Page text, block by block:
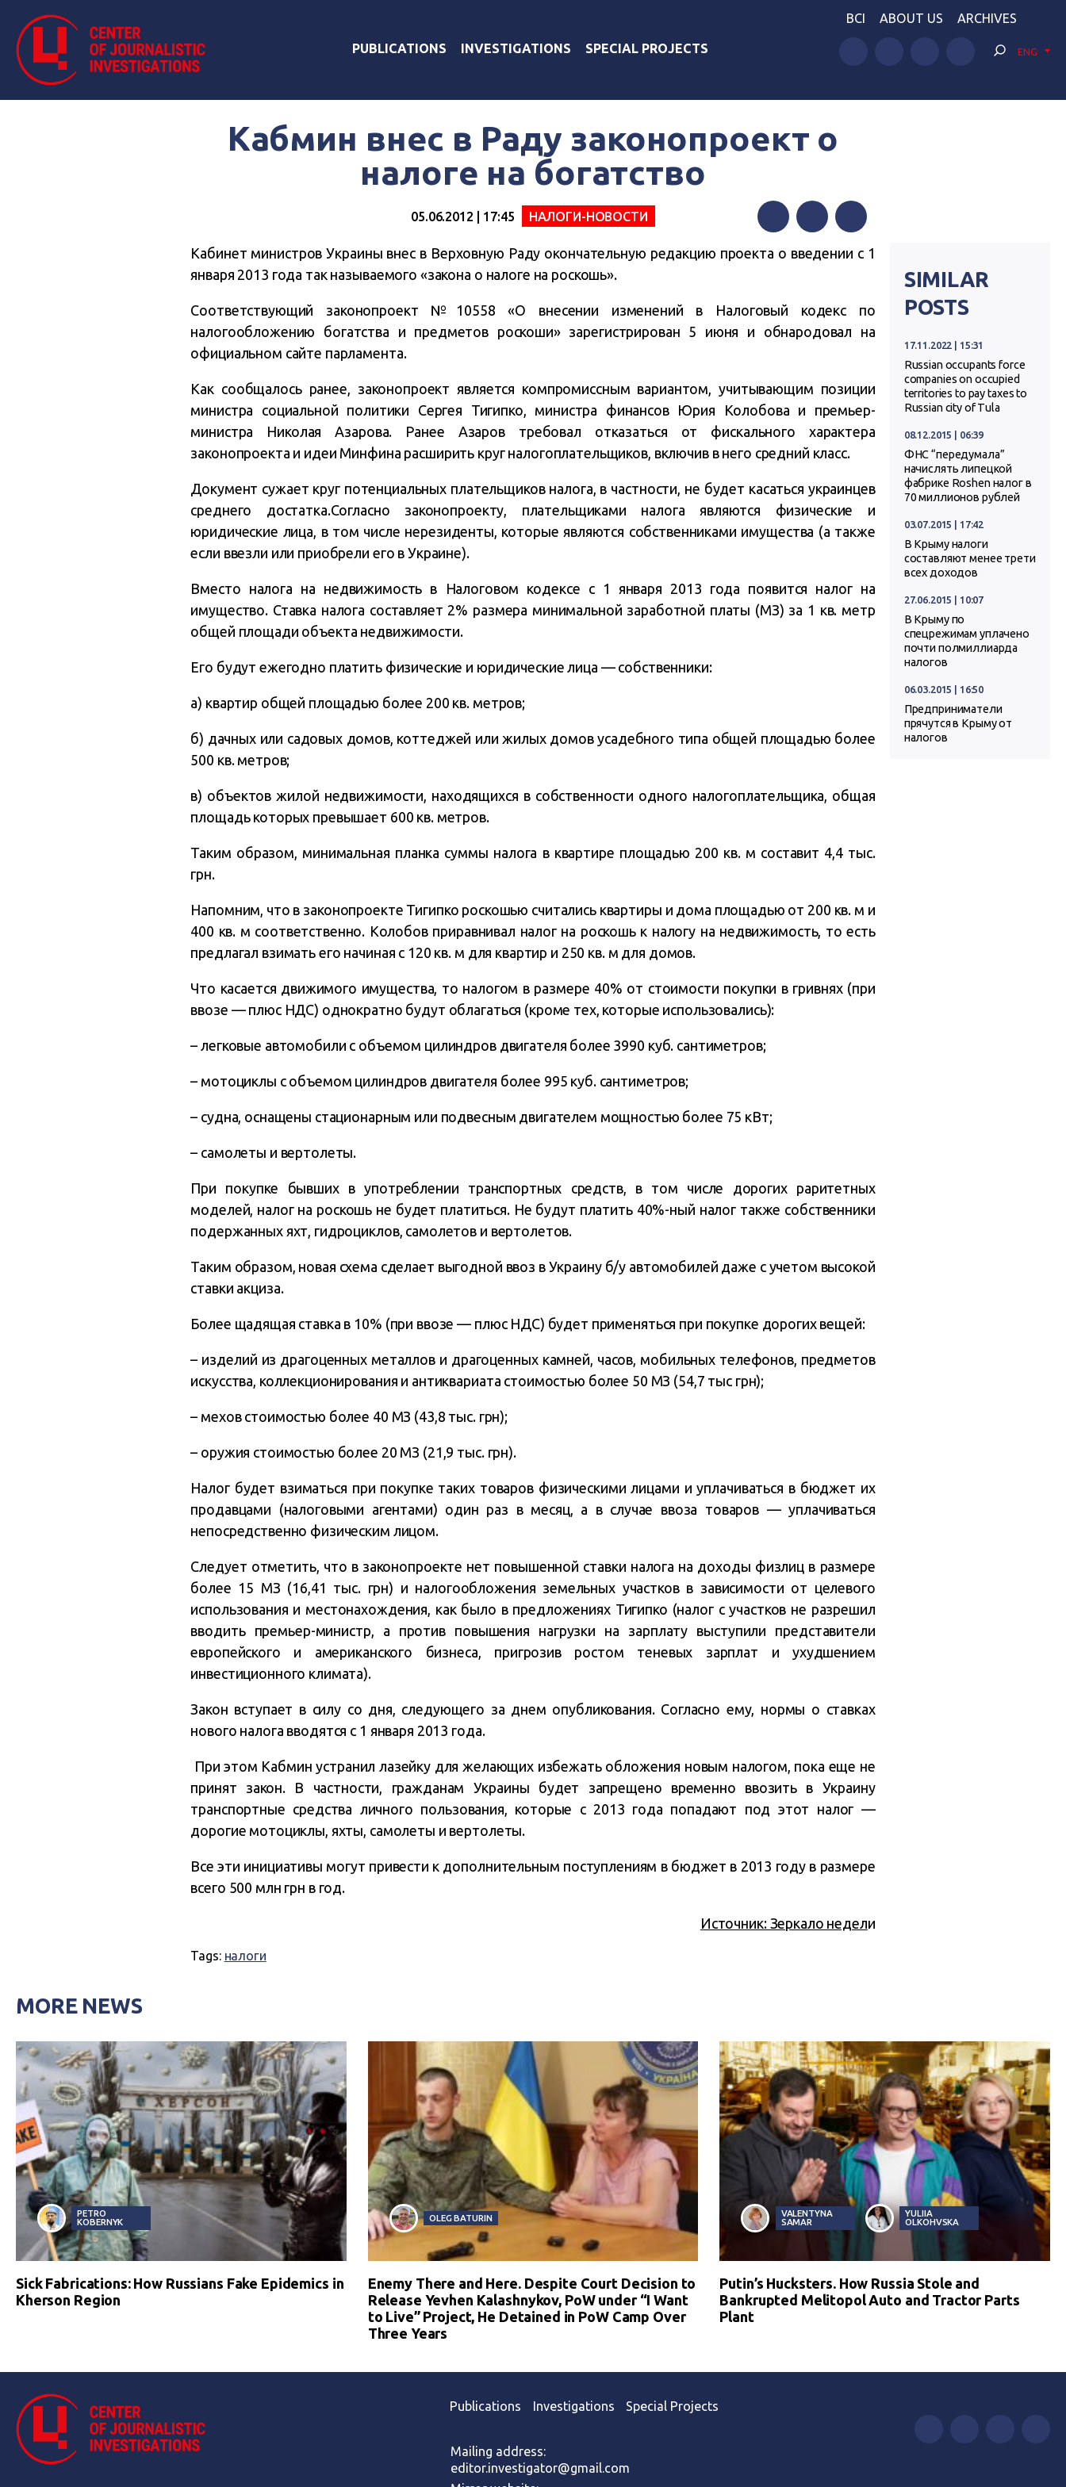
PUBLICATIONS INVESTIGATIONS SPECIAL PROJECTS
BCI ABOUT US ARCHIVES
ENG
Кабмин внес в Раду законопроект о
налоге на богатство
05.06.2012 | 17:45 НАЛОГИ-НОВОСТИ
FacebookTwitterTelegram
Кабинет министров Украины внес в Верховную Раду окончательную редакцию проекта о введении с 1
января 2013 года так называемого «закона о налоге на роскошь».
Соответствующий законопроект №10558 «О внесении изменений в Налоговый кодекс по
налогообложению богатства и предметов роскоши» зарегистрирован 5 июня и обнародовал на
официальном сайте парламента.
Как сообщалось ранее, законопроект является компромиссным вариантом, учитывающим позиции
министра социальной политики Сергея Тигипко, министра финансов Юрия Колобова и премьер-
министра Николая Азарова. Ранее Азаров требовал отказаться от фискального характера
законопроекта и идеи Минфина расширить круг налогоплательщиков, включив в него средний класс.
Документ сужает круг потенциальных плательщиков налога, в частности, не будет касаться украинцев
среднего достатка.Согласно законопроекту, плательщиками налога являются физические и
юридические лица, в том числе нерезиденты, которые являются собственниками имущества (а также
если ввезли или приобрели его в Украине).
Вместо налога на недвижимость в Налоговом кодексе с 1 января 2013 года появится налог на
имущество. Ставка налога составляет 2% размера минимальной заработной платы (МЗ) за 1 кв. метр
общей площади объекта недвижимости.
Его будут ежегодно платить физические и юридические лица — собственники:
а) квартир общей площадью более 200 кв. метров;
б) дачных или садовых домов, коттеджей или жилых домов усадебного типа общей площадью более
500 кв. метров;
в) объектов жилой недвижимости, находящихся в собственности одного налогоплательщика, общая
площадь которых превышает 600 кв. метров.
Таким образом, минимальная планка суммы налога в квартире площадью 200 кв. м составит 4,4 тыс.
грн.
Напомним, что в законопроекте Тигипко роскошью считались квартиры и дома площадью от 200 кв. м и
400 кв. м соответственно. Колобов приравнивал налог на роскошь к налогу на недвижимость, то есть
предлагал взимать его начиная с 120 кв. м для квартир и 250 кв. м для домов.
Что касается движимого имущества, то налогом в размере 40% от стоимости покупки в гривнях (при
ввозе — плюс НДС) однократно будут облагаться (кроме тех, которые использовались):
– легковые автомобили с объемом цилиндров двигателя более 3990 куб. сантиметров;
– мотоциклы с объемом цилиндров двигателя более 995 куб. сантиметров;
– судна, оснащены стационарным или подвесным двигателем мощностью более 75 кВт;
– самолеты и вертолеты.
При покупке бывших в употреблении транспортных средств, в том числе дорогих раритетных
моделей, налог на роскошь не будет платиться. Не будут платить 40%-ный налог также собственники
подержанных яхт, гидроциклов, самолетов и вертолетов.
Таким образом, новая схема сделает выгодной ввоз в Украину б/у автомобилей даже с учетом высокой
ставки акциза.
Более щадящая ставка в 10% (при ввозе — плюс НДС) будет применяться при покупке дорогих вещей:
– изделий из драгоценных металлов и драгоценных камней, часов, мобильных телефонов, предметов
искусства, коллекционирования и антиквариата стоимостью более 50 МЗ (54,7 тыс грн);
– мехов стоимостью более 40 МЗ (43,8 тыс. грн);
– оружия стоимостью более 20 МЗ (21,9 тыс. грн).
Налог будет взиматься при покупке таких товаров физическими лицами и уплачиваться в бюджет их
продавцами (налоговыми агентами) один раз в месяц, а в случае ввоза товаров — уплачиваться
непосредственно физическим лицом.
Следует отметить, что в законопроекте нет повышенной ставки налога на доходы физлиц в размере
более 15 МЗ (16,41 тыс. грн) и налогообложения земельных участков в зависимости от целевого
использования и местонахождения, как было в предложениях Тигипко (налог с участков не разрешил
вводить премьер-министр, а против повышения нагрузки на зарплату выступили представители
европейского и американского бизнеса, пригрозив ростом теневых зарплат и ухудшением
инвестиционного климата).
Закон вступает в силу со дня, следующего за днем опубликования. Согласно ему, нормы о ставках
нового налога вводятся с 1 января 2013 года.
При этом Кабмин устранил лазейку для желающих избежать обложения новым налогом, пока еще не
принят закон. В частности, гражданам Украины будет запрещено временно ввозить в Украину
транспортные средства личного пользования, которые с 2013 года попадают под этот налог —
дорогие мотоциклы, яхты, самолеты и вертолеты.
Все эти инициативы могут привести к дополнительным поступлениям в бюджет в 2013 году в размере
всего 500 млн грн в год.
Источник: Зеркало недели
Tags: налоги
SIMILAR
POSTS
17.11.2022 | 15:31
Russian occupants force
companies on occupied
territories to pay taxes to
Russian city of Tula
08.12.2015 | 06:39
ФНС “передумала”
начислять липецкой
фабрике Roshen налог в
70 миллионов рублей
03.07.2015 | 17:42
В Крыму налоги
составляют менее трети
всех доходов
27.06.2015 | 10:07
В Крыму по
спецрежимам уплачено
почти полмиллиарда
налогов
06.03.2015 | 16:50
Предприниматели
прячутся в Крыму от
налогов
MORE NEWS
PETRO
KOBERNYK
Sick Fabrications: How Russians Fake Epidemics in
Kherson Region
OLEG BATURIN
Enemy There and Here. Despite Court Decision to
Release Yevhen Kalashnykov, PoW under “I Want
to Live” Project, He Detained in PoW Camp Over
Three Years
VALENTYNA
SAMAR
YULIIA
OLKOHVSKA
Putin’s Hucksters. How Russia Stole and
Bankrupted Melitopol Auto and Tractor Parts
Plant
Publications Investigations Special Projects
Mailing address:
editor.investigator@gmail.com